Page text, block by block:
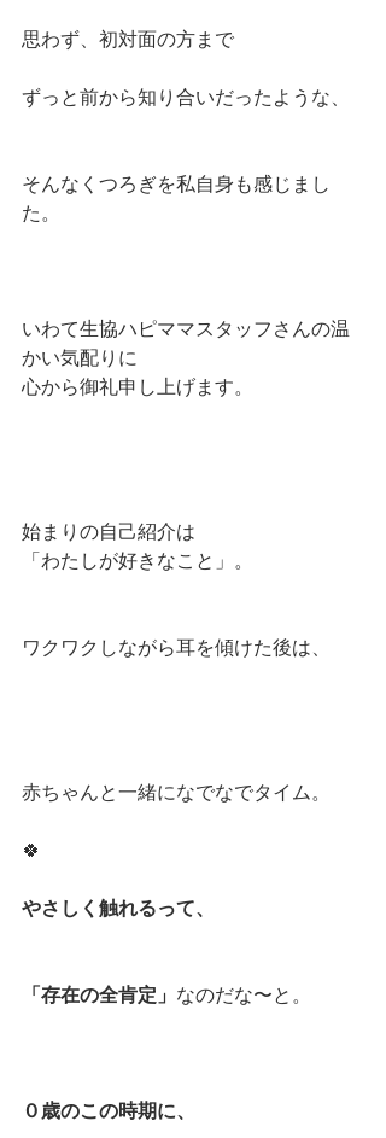
思わず、初対面の方まで
ずっと前から知り合いだったような、
そんなくつろぎを私自身も感じまし
た。
いわて生協ハピママスタッフさんの温
かい気配りに
心から御礼申し上げます。
始まりの自己紹介は
「わたしが好きなこと」。
ワクワクしながら耳を傾けた後は、
赤ちゃんと一緒になでなでタイム。
🍀
やさしく触れるって、
「存在の全肯定」 なのだな〜と。
０歳のこの時期に、